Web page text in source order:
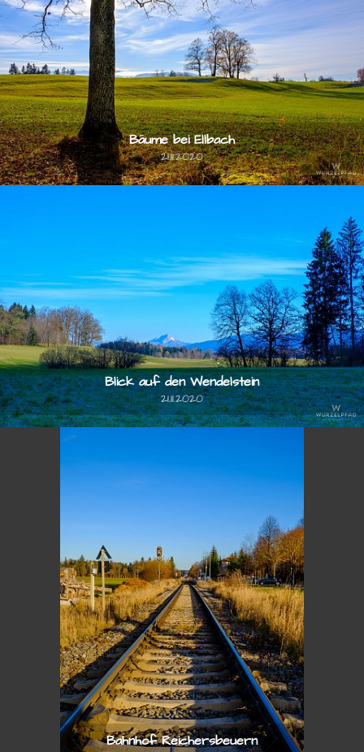
Bäume bei Ellbach
21.11.2020
Blick auf den Wendelstein
21.11.2020
Bahnhof Reichersbeuern